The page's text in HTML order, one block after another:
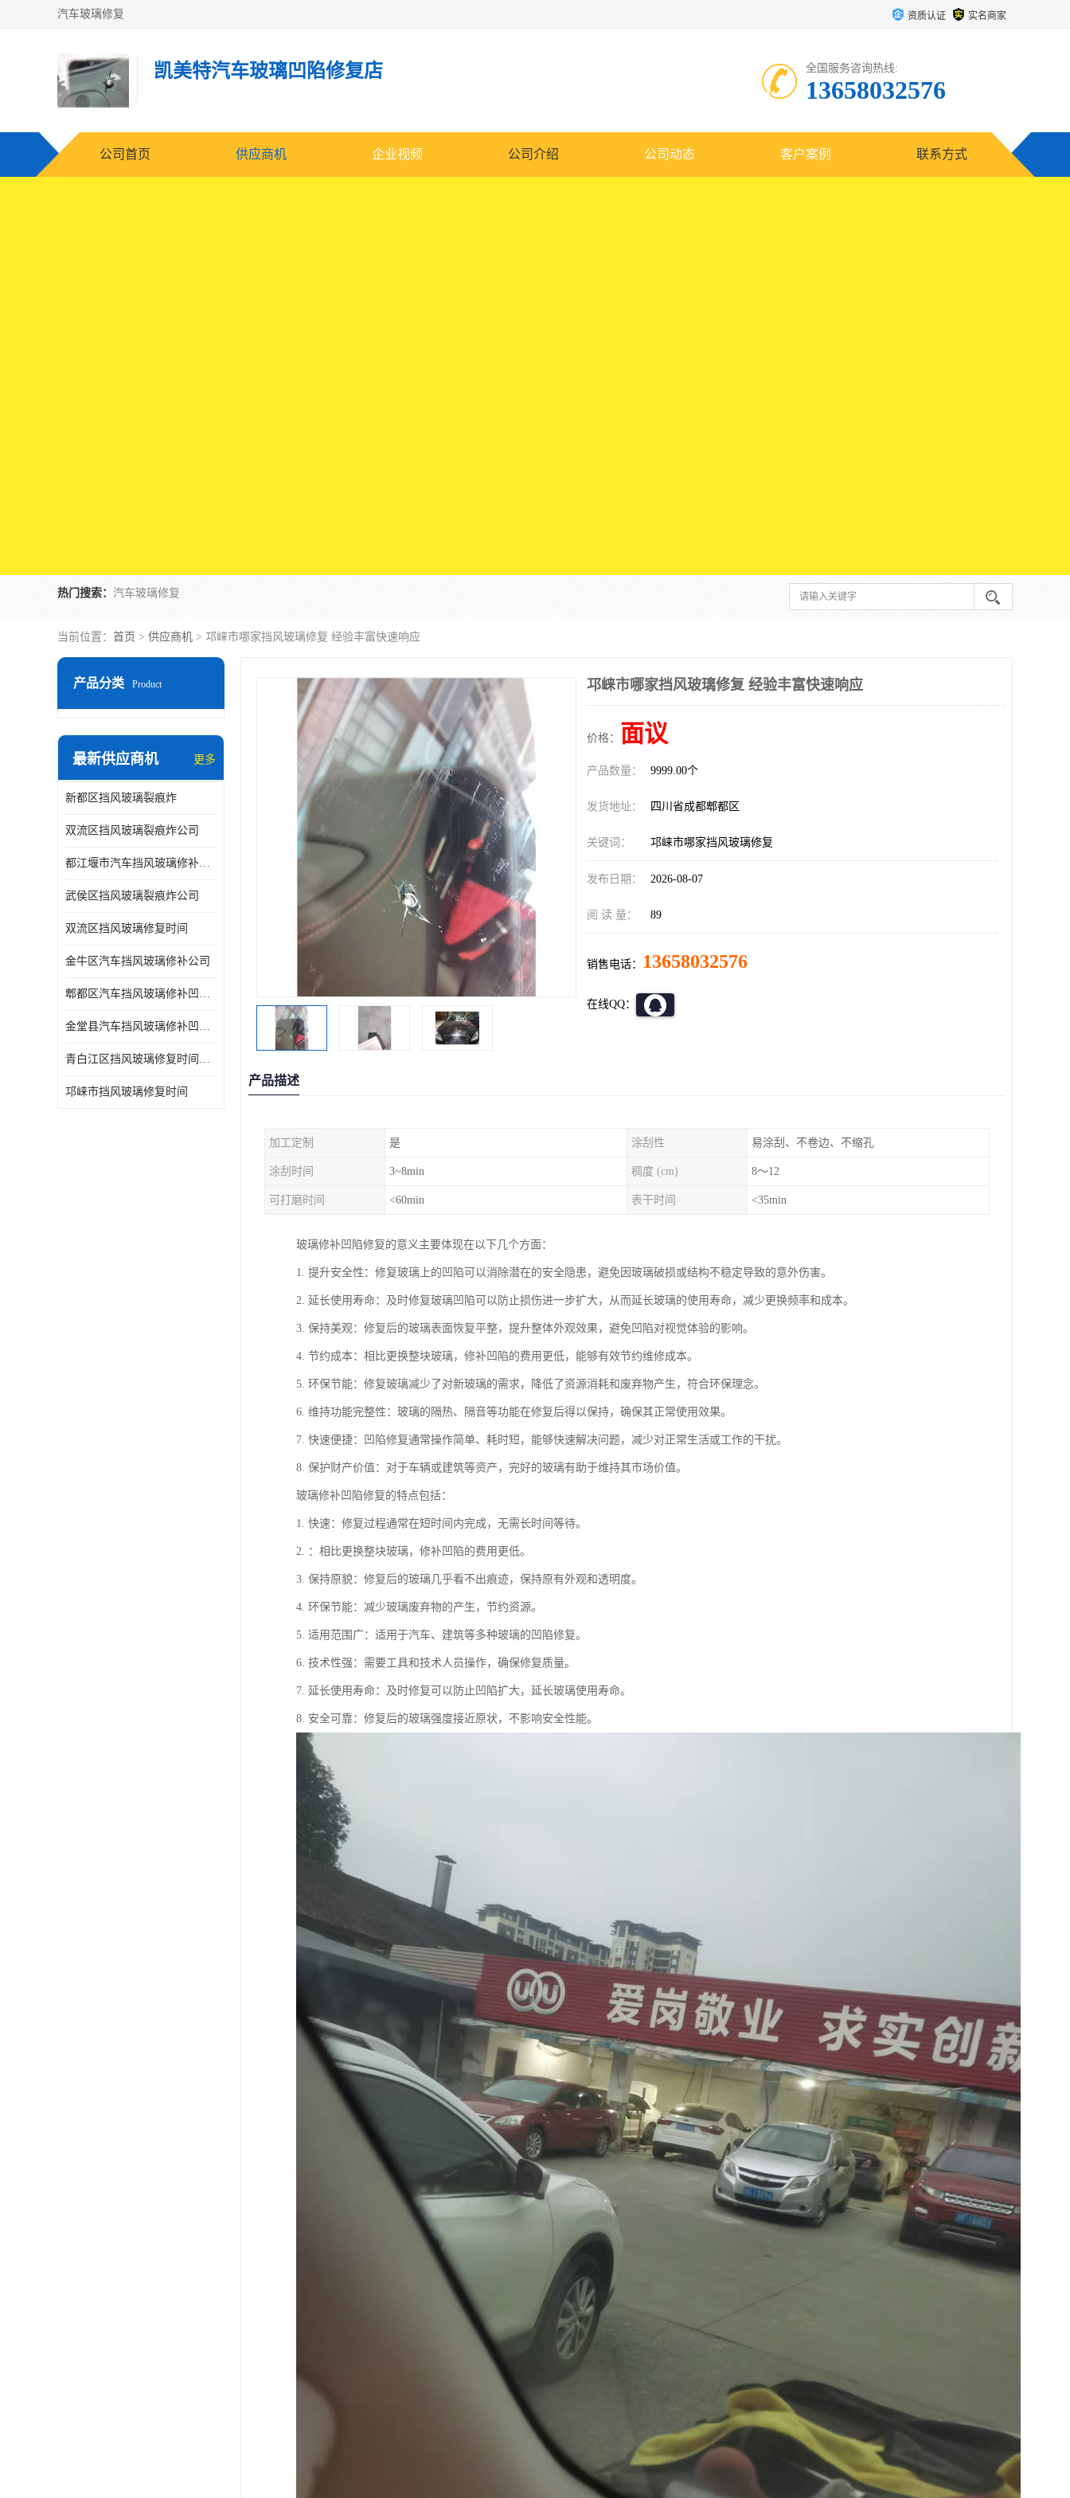
汽车玻璃修复 资质认证 实名商家
凯美特汽车玻璃凹陷修复店 全国服务咨询热线:
13658032576
公司首页 供应商机 企业视频 公司介绍 公司动态 客户案例 联系方式
热门搜索： 汽车玻璃修复
当前位置： 首页 > 供应商机 > 邛崃市哪家挡风玻璃修复 经验丰富快速响应
产品分类 Product
最新供应商机 更多
新都区挡风玻璃裂痕炸
双流区挡风玻璃裂痕炸公司
都江堰市汽车挡风玻璃修补凹陷修复
武侯区挡风玻璃裂痕炸公司
双流区挡风玻璃修复时间
金牛区汽车挡风玻璃修补公司
郫都区汽车挡风玻璃修补凹陷修复公司
金堂县汽车挡风玻璃修补凹陷修复公司
青白江区挡风玻璃修复时间公司
邛崃市挡风玻璃修复时间
邛崃市哪家挡风玻璃修复 经验丰富快速响应
价格： 面议
产品数量： 9999.00个
发货地址： 四川省成都郫都区
关键词： 邛崃市哪家挡风玻璃修复
发布日期： 2026-08-07
阅 读 量： 89
销售电话： 13658032576
在线QQ：
产品描述
加工定制 是 涂刮性 易涂刮、不卷边、不缩孔
涂刮时间 3~8min 稠度 (cm) 8～12
可打磨时间 <60min 表干时间 <35min
玻璃修补凹陷修复的意义主要体现在以下几个方面：
1. 提升安全性：修复玻璃上的凹陷可以消除潜在的安全隐患，避免因玻璃破损或结构不稳定导致的意外伤害。
2. 延长使用寿命：及时修复玻璃凹陷可以防止损伤进一步扩大，从而延长玻璃的使用寿命，减少更换频率和成本。
3. 保持美观：修复后的玻璃表面恢复平整，提升整体外观效果，避免凹陷对视觉体验的影响。
4. 节约成本：相比更换整块玻璃，修补凹陷的费用更低，能够有效节约维修成本。
5. 环保节能：修复玻璃减少了对新玻璃的需求，降低了资源消耗和废弃物产生，符合环保理念。
6. 维持功能完整性：玻璃的隔热、隔音等功能在修复后得以保持，确保其正常使用效果。
7. 快速便捷：凹陷修复通常操作简单、耗时短，能够快速解决问题，减少对正常生活或工作的干扰。
8. 保护财产价值：对于车辆或建筑等资产，完好的玻璃有助于维持其市场价值。
玻璃修补凹陷修复的特点包括：
1. 快速：修复过程通常在短时间内完成，无需长时间等待。
2. ：相比更换整块玻璃，修补凹陷的费用更低。
3. 保持原貌：修复后的玻璃几乎看不出痕迹，保持原有外观和透明度。
4. 环保节能：减少玻璃废弃物的产生，节约资源。
5. 适用范围广：适用于汽车、建筑等多种玻璃的凹陷修复。
6. 技术性强：需要工具和技术人员操作，确保修复质量。
7. 延长使用寿命：及时修复可以防止凹陷扩大，延长玻璃使用寿命。
8. 安全可靠：修复后的玻璃强度接近原状，不影响安全性能。